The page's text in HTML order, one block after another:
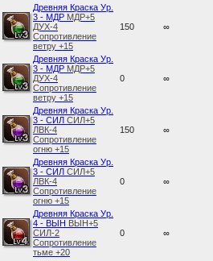
Древняя Краска Ур.
3 - МДР МДР+5
ДУХ-4
Сопротивление
ветру +15
150 ∞
Древняя Краска Ур.
3 - МДР МДР+5
ДУХ-4
Сопротивление
ветру +15
0 ∞
Древняя Краска Ур.
3 - СИЛ СИЛ+5
ЛВК-4
Сопротивление
огню +15
150 ∞
Древняя Краска Ур.
3 - СИЛ СИЛ+5
ЛВК-4
Сопротивление
огню +15
0 ∞
Древняя Краска Ур.
4 - ВЫН ВЫН+5
СИЛ-2
Сопротивление
тьме +20
0 ∞